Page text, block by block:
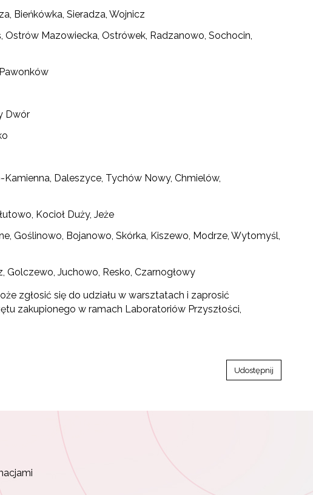
Bieńkówka, Sieradza, Wojnicz
Ostrów Mazowiecka, Ostrówek, Radzanowo, Sochocin,
Dwór
Daleszyce, Tychów Nowy, Chmielów,
Kocioł Duży, Jeże
Goślinowo, Bojanowo, Skórka, Kiszewo, Modrze, Wytomyśl,
Golczewo, Juchowo, Resko, Czarnogłowy
zgłosić się do udziału w warsztatach i zaprosić
zakupionego w ramach Laboratoriów Przyszłości,
Udostępnij
ORE w